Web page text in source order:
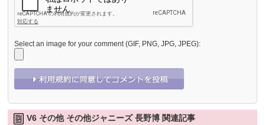
Select an image for your comment (GIF, PNG, JPG, JPEG):
V6 その他 その他ジャニーズ 長野博 関連記事